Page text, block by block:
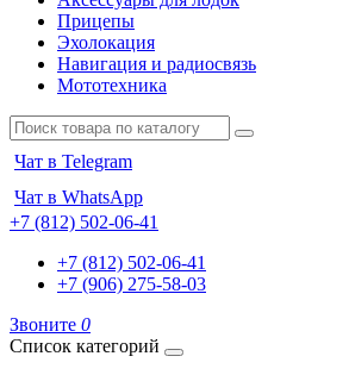
Прицепы
Эхолокация
Навигация и радиосвязь
Мототехника
Чат в Telegram
Чат в WhatsApp
+7 (812) 502-06-41
+7 (812) 502-06-41
+7 (906) 275-58-03
Звоните 0
Список категорий